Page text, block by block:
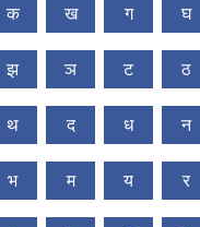
क ख ग घ
झ ञ ट ठ
थ द ध न
भ म य र